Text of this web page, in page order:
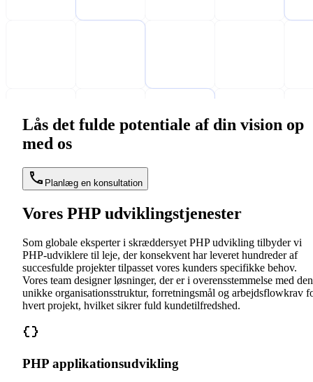
Lås det fulde potentiale af din vision op
med os
Planlæg en konsultation
Vores PHP udviklingstjenester
Som globale eksperter i skræddersyet PHP udvikling tilbyder vi
PHP-udviklere til leje, der konsekvent har leveret hundreder af
succesfulde projekter tilpasset vores kunders specifikke behov.
Vores team designer løsninger, der er i overensstemmelse med den
unikke organisationsstruktur, forretningsmål og arbejdsflowkrav
hvert projekt, hvilket sikrer fuld kundetilfredshed.
PHP applikationsudvikling